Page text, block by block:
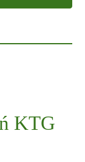
KTG